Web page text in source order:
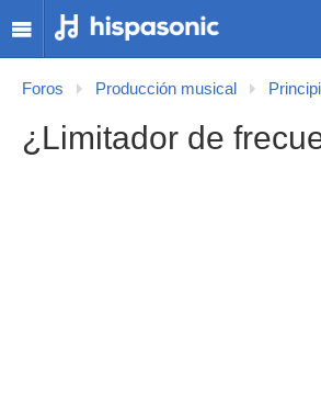
Foros Producción musical
¿Limitador de